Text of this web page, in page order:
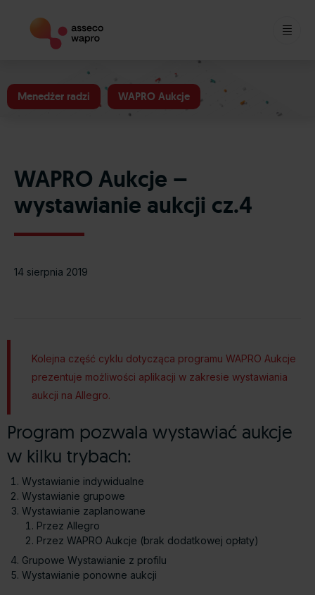
to
content
Menedżer radzi WAPRO Aukcje
WAPRO Aukcje –
wystawianie aukcji cz.4
14 sierpnia 2019
Kolejna część cyklu dotycząca programu WAPRO Aukcje
prezentuje możliwości aplikacji w zakresie wystawiania
aukcji na Allegro.
Program pozwala wystawiać aukcje
w kilku trybach:
Wystawianie indywidualne
Wystawianie grupowe
Wystawianie zaplanowane
Przez Allegro
Przez WAPRO Aukcje (brak dodatkowej opłaty)
Grupowe Wystawianie z profilu
Wystawianie ponowne aukcji